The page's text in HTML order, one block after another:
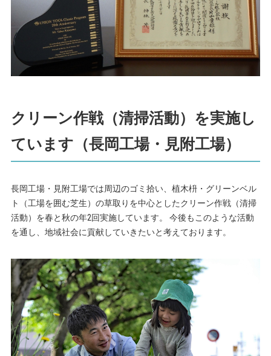
クリーン作戦（清掃活動）を実施し
ています（長岡工場・見附工場）
長岡工場・見附工場では周辺のゴミ拾い、植木枡・グリーンベル
ト（工場を囲む芝生）の草取りを中心としたクリーン作戦（清掃
活動）を春と秋の年2回実施しています。 今後もこのような活動
を通し、地域社会に貢献していきたいと考えております。